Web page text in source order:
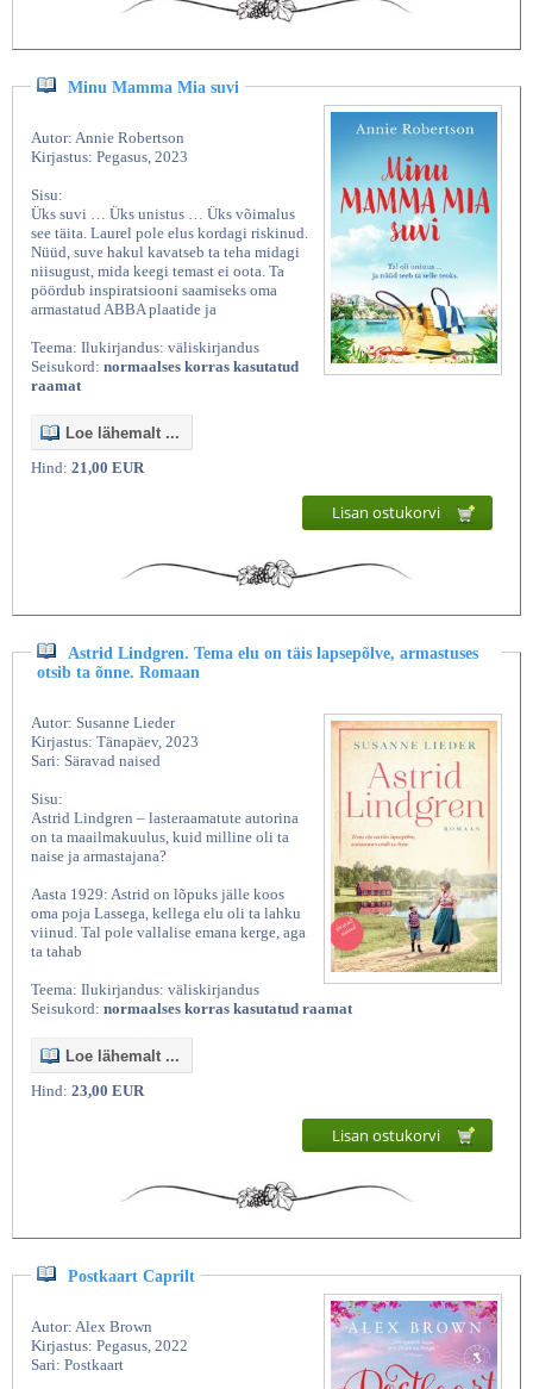
Minu Mamma Mia suvi
Autor: Annie Robertson
Kirjastus: Pegasus, 2023
Sisu:
Üks suvi … Üks unistus … Üks võimalus
see täita. Laurel pole elus kordagi riskinud.
Nüüd, suve hakul kavatseb ta teha midagi
niisugust, mida keegi temast ei oota. Ta
pöördub inspiratsiooni saamiseks oma
armastatud ABBA plaatide ja
Teema: Ilukirjandus: väliskirjandus
Seisukord: normaalses korras kasutatud
raamat
Loe lähemalt ...
Hind: 21,00 EUR
Lisan ostukorvi
Astrid Lindgren. Tema elu on täis lapsepõlve, armastuses
otsib ta õnne. Romaan
Autor: Susanne Lieder
Kirjastus: Tänapäev, 2023
Sari: Säravad naised
Sisu:
Astrid Lindgren – lasteraamatute autorina
on ta maailmakuulus, kuid milline oli ta
naise ja armastajana?
Aasta 1929: Astrid on lõpuks jälle koos
oma poja Lassega, kellega elu oli ta lahku
viinud. Tal pole vallalise emana kerge, aga
ta tahab
Teema: Ilukirjandus: väliskirjandus
Seisukord: normaalses korras kasutatud raamat
Loe lähemalt ...
Hind: 23,00 EUR
Lisan ostukorvi
Postkaart Caprilt
Autor: Alex Brown
Kirjastus: Pegasus, 2022
Sari: Postkaart